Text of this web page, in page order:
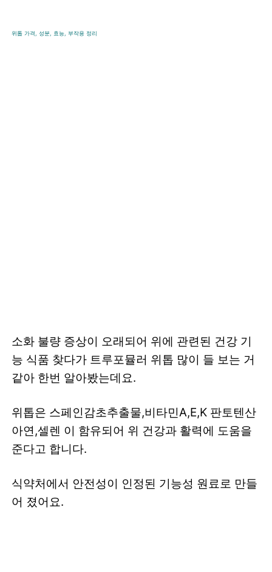
위톱 가격, 성분, 효능, 부작용 정리
소화 불량 증상이 오래되어 위에 관련된 건강 기
능 식품 찾다가 트루포뮬러 위톱 많이 들 보는 거
같아 한번 알아봤는데요.
위톱은 스페인감초추출물,비타민A,E,K 판토텐산
아연,셀렌 이 함유되어 위 건강과 활력에 도움을
준다고 합니다.
식약처에서 안전성이 인정된 기능성 원료로 만들
어 졌어요.